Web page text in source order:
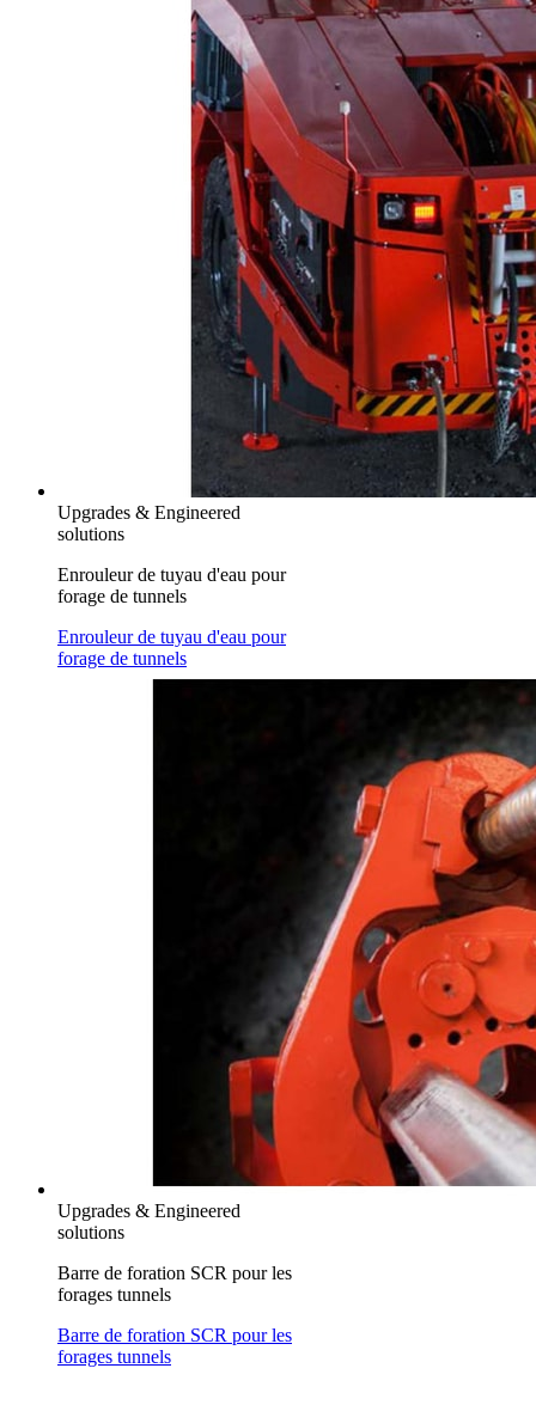
Upgrades & Engineered
solutions
Enrouleur de tuyau d'eau pour
forage de tunnels
Enrouleur de tuyau d'eau pour
forage de tunnels
Upgrades & Engineered
solutions
Barre de foration SCR pour les
forages tunnels
Barre de foration SCR pour les
forages tunnels